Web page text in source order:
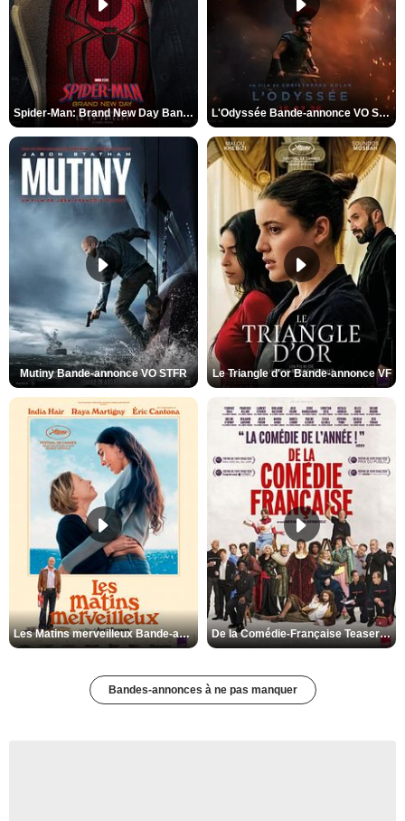
Spider-Man: Brand New Day Bande-annonce VO STFR L'Odyssée Bande-annonce VO STFR
Mutiny Bande-annonce VO STFR Le Triangle d'or Bande-annonce VF
Les Matins merveilleux Bande-annonce VF De la Comédie-Française Teaser VF
Bandes-annonces à ne pas manquer